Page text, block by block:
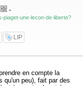
-
piaget-une-lecon-de-liberte?
LIP
en compte la
qu'un peu), fait par des